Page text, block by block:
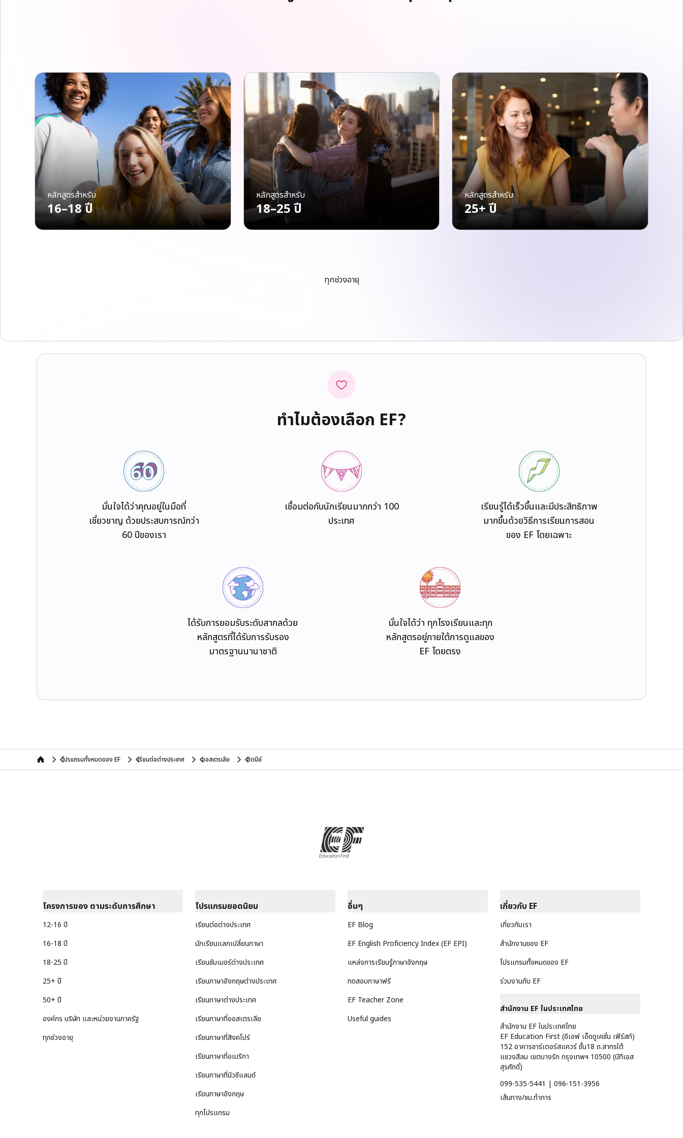
หลักสูตรสำหรับ
16–18 ปี
หลักสูตรสำหรับ
18–25 ปี
หลักสูตรสำหรับ
25+ ปี
ทุกช่วงอายุ
ทำไมต้องเลือก EF?
มั่นใจได้ว่าคุณอยู่ในมือที่
เชี่ยวชาญ ด้วยประสบการณ์กว่า
60 ปีของเรา
เชื่อมต่อกับนักเรียนมากกว่า 100
ประเทศ
เรียนรู้ได้เร็วขึ้นและมีประสิทธิภาพ
มากขึ้นด้วยวิธีการเรียนการสอน
ของ EF โดยเฉพาะ
ได้รับการยอมรับระดับสากลด้วย
หลักสูตรที่ได้รับการรับรอง
มาตรฐานนานาชาติ
มั่นใจได้ว่า ทุกโรงเรียนและทุก
หลักสูตรอยู่ภายใต้การดูแลของ
EF โดยตรง
home โปรแกรมทั้งหมดของ EF เรียนต่อต่างประเทศ ออสเตรเลีย ซิดนีย์
โครงการของ ตามระดับการศึกษา
12-16 ปี
16-18 ปี
18-25 ปี
25+ ปี
50+ ปี
องค์กร บริษัท และหน่วยงานภาครัฐ
ทุกช่วงอายุ
โปรแกรมยอดนิยม
เรียนต่อต่างประเทศ
นักเรียนแลกเปลี่ยนภาษา
เรียนซัมเมอร์ต่างประเทศ
เรียนภาษาอังกฤษต่างประเทศ
เรียนภาษาต่างประเทศ
เรียนภาษาที่ออสเตรเลีย
เรียนภาษาที่สิงคโปร์
เรียนภาษาที่อเมริกา
เรียนภาษาที่นิวซีแลนด์
เรียนภาษาอังกฤษ
ทุกโปรแกรม
อื่นๆ
EF Blog
EF English Proficiency Index (EF EPI)
แหล่งการเรียนรู้ภาษาอังกฤษ
ทดสอบภาษาฟรี
EF Teacher Zone
Useful guides
เกี่ยวกับ EF
เกี่ยวกับเรา
สำนักงานของ EF
โปรแกรมทั้งหมดของ EF
ร่วมงานกับ EF
สำนักงาน EF ในประเทศไทย
สำนักงาน EF ในประเทศไทย
EF Education First (อีเอฟ เอ็ดดูเคชั่น เฟิร์สท์)
152 อาคารชาร์เตอร์สแควร์ ชั้น18 ถ.สาทรใต้
แขวงสีลม เขตบางรัก กรุงเทพฯ 10500 (บีทีเอส
สุรศักดิ์)
099-535-5441 | 096-151-3956
เส้นทาง/ชม.ทำการ